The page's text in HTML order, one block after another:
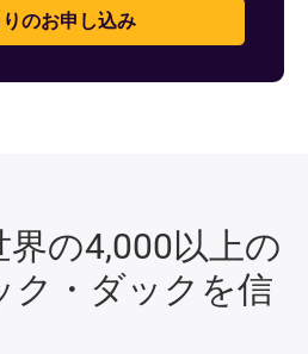
りのお申し込み
の4,000以上の
ク・ダックを信